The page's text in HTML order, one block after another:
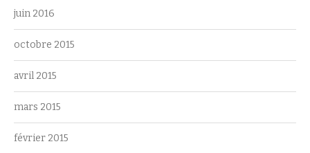
juin 2016
octobre 2015
avril 2015
mars 2015
février 2015